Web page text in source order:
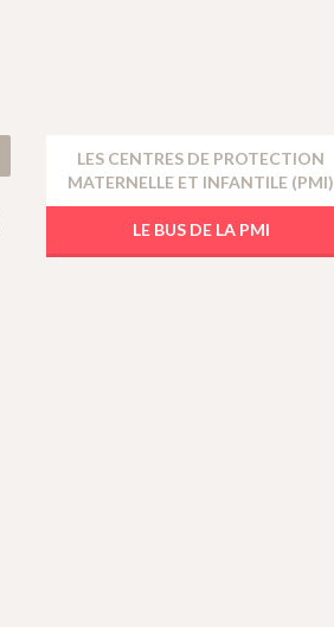
LES CENTRES DE PROTECTION
MATERNELLE ET INFANTILE (PMI)
LE BUS DE LA PMI